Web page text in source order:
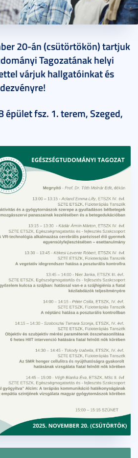
20-án (csütörtökön) tartjuk
Tagozatának helyi
várjuk hallgatóinkat és
épület fsz. 1. terem, Szeged,